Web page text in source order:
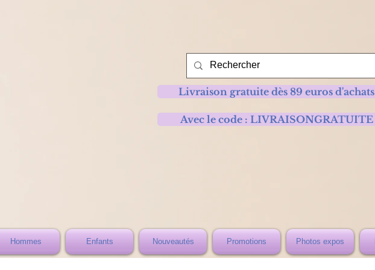
Livraison gratuite dès 89 euros d'achats
Avec le code : LIVRAISONGRATUITE
Hommes Enfants Nouveautés Promotions Photos expos